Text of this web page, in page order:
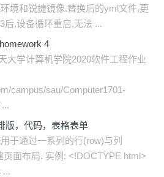
境和锐捷镜像.替换后的yml文件,更
后,设备循环重启,无法 ...
4
大学计算机学院2020软件工程作业
campus/sau/Computer1701-
版，代码，表格表单
于通过一系列的行(row)与列
页面布局. 实例: <!DOCTYPE html>
...